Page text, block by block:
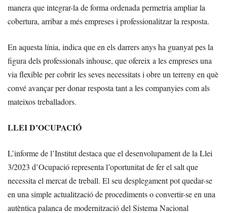
manera que integrar-la de forma ordenada permetria ampliar la
cobertura, arribar a més empreses i professionalitzar la resposta.
En aquesta línia, indica que en els darrers anys ha guanyat pes la
figura dels professionals inhouse, que ofereix a les empreses una
via flexible per cobrir les seves necessitats i obre un terreny en què
convé avançar per donar resposta tant a les companyies com als
mateixos treballadors.
LLEI D’OCUPACIÓ
L’informe de l’Institut destaca que el desenvolupament de la Llei
3/2023 d’Ocupació representa l’oportunitat de fer el salt que
necessita el mercat de treball. El seu desplegament pot quedar-se
en una simple actualització de procediments o convertir-se en una
autèntica palanca de modernització del Sistema Nacional